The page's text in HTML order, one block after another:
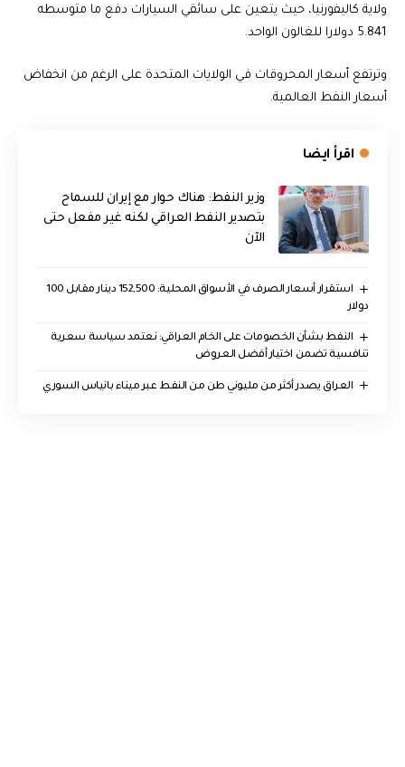
ولاية كاليفورنيا، حيث يتعين على سائقي السيارات دفع ما متوسطه
5.841 دولارا للغالون الواحد.
وترتفع أسعار المحروقات في الولايات المتحدة على الرغم من انخفاض
أسعار النفط العالمية.
اقرأ ايضا
وزير النفط: هناك حوار مع إيران للسماح
بتصدير النفط العراقي لكنه غير مفعل حتى
الآن
استقرار أسعار الصرف في الأسواق المحلية: 152,500 دينار مقابل 100
دولار
النفط بشأن الخصومات على الخام العراقي: نعتمد سياسة سعرية
تنافسية تضمن اختيار أفضل العروض
العراق يصدر أكثر من مليوني طن من النفط عبر ميناء بانياس السوري